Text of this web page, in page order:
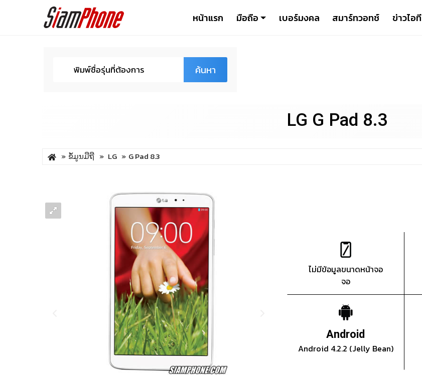
หน้าแรก มือถือ เบอร์มงคล สมาร์ทวอทช์ ข่าวไอที
ค้นหา
LG G Pad 8.3
ຂໍ້ມູນມືຖື LG G Pad 8.3
ไม่มีข้อมูลขนาดหน้าจอ
จอ
Android
Android 4.2.2 (Jelly Bean)